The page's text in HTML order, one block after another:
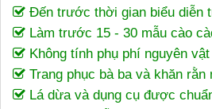
Đến trước thời gian biểu diễn
Làm trước 15 - 30 mẫu cào
Không tính phụ phí nguyên
Trang phục bà ba và khăn rằn
Lá dừa và dụng cụ được